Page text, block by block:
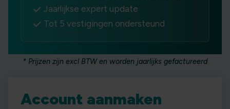
Jaarlijkse expert update
Tot 5 vestigingen ondersteund
* Prijzen zijn excl BTW en worden jaarlijks gefactureerd
Account aanmaken